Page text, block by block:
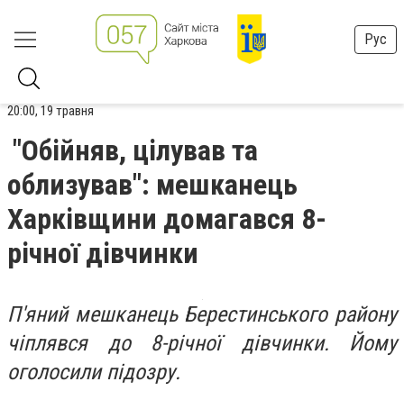
Рус
20:00, 19 травня
"Обійняв, цілував та
облизував": мешканець
Харківщини домагався 8-
річної дівчинки
П'яний мешканець Берестинського району
чіплявся до 8-річної дівчинки. Йому
оголосили підозру.